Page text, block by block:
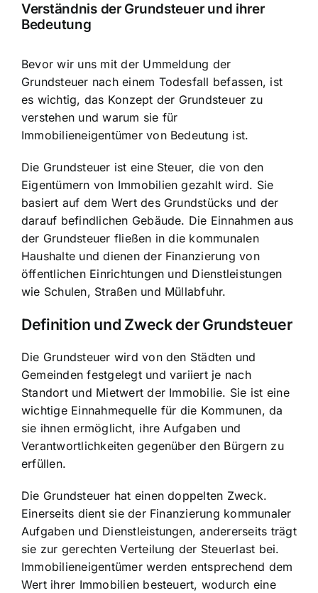
Verständnis der Grundsteuer und ihrer
Bedeutung
Bevor wir uns mit der Ummeldung der
Grundsteuer nach einem Todesfall befassen, ist
es wichtig, das Konzept der Grundsteuer zu
verstehen und warum sie für
Immobilieneigentümer von Bedeutung ist.
Die Grundsteuer ist eine Steuer, die von den
Eigentümern von Immobilien gezahlt wird. Sie
basiert auf dem Wert des Grundstücks und der
darauf befindlichen Gebäude. Die Einnahmen aus
der Grundsteuer fließen in die kommunalen
Haushalte und dienen der Finanzierung von
öffentlichen Einrichtungen und Dienstleistungen
wie Schulen, Straßen und Müllabfuhr.
Definition und Zweck der Grundsteuer
Die Grundsteuer wird von den Städten und
Gemeinden festgelegt und variiert je nach
Standort und Mietwert der Immobilie. Sie ist eine
wichtige Einnahmequelle für die Kommunen, da
sie ihnen ermöglicht, ihre Aufgaben und
Verantwortlichkeiten gegenüber den Bürgern zu
erfüllen.
Die Grundsteuer hat einen doppelten Zweck.
Einerseits dient sie der Finanzierung kommunaler
Aufgaben und Dienstleistungen, andererseits trägt
sie zur gerechten Verteilung der Steuerlast bei.
Immobilieneigentümer werden entsprechend dem
Wert ihrer Immobilien besteuert, wodurch eine